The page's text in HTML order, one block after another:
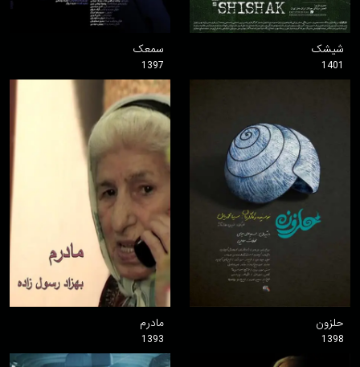
شیشک
1401
سمعک
1397
حلزون
1398
مادرم
1393